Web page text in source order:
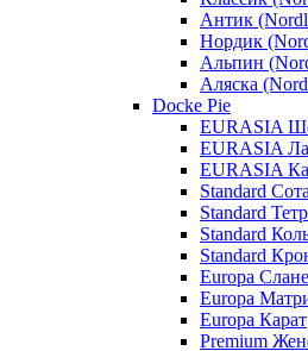
Антик
Нордик
Альпин
Аляска
Docke Pie
EURASIA
EURASIA
EURASIA
Standard Сота
Standard
Standard
Standard
Europa
Europa
Europa Карат
Premium